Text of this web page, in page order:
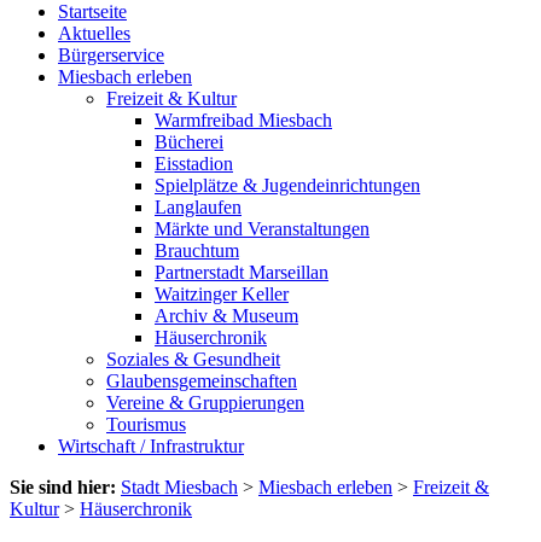
Startseite
Aktuelles
Bürgerservice
Miesbach erleben
Freizeit & Kultur
Warmfreibad Miesbach
Bücherei
Eisstadion
Spielplätze & Jugendeinrichtungen
Langlaufen
Märkte und Veranstaltungen
Brauchtum
Partnerstadt Marseillan
Waitzinger Keller
Archiv & Museum
Häuserchronik
Soziales & Gesundheit
Glaubensgemeinschaften
Vereine & Gruppierungen
Tourismus
Wirtschaft / Infrastruktur
Sie sind hier: Stadt Miesbach > Miesbach erleben > Freizeit &
Kultur> Häuserchronik